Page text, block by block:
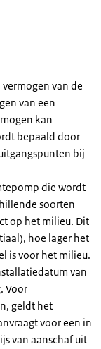
van de
van een
kan
bepaald door
bij
die wordt
soorten
op het milieu. Dit
hoe lager het
is voor het milieu.
van
Voor
geldt het
voor een in
van aanschaf uit